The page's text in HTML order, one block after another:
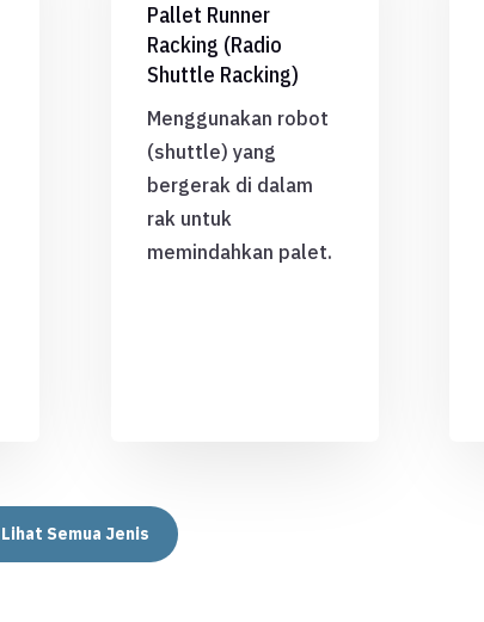
Pallet Runner
Racking (Radio
Shuttle Racking)
Menggunakan robot
(shuttle) yang
bergerak di dalam
rak untuk
memindahkan palet.
Lihat Semua Jenis